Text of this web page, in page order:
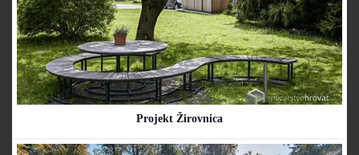
Projekt Žirovnica